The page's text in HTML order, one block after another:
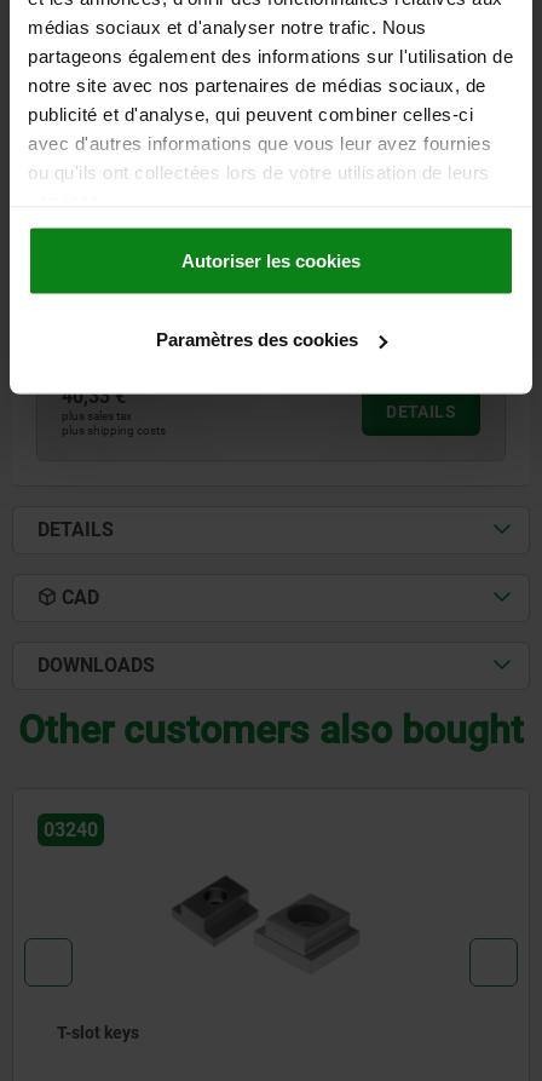
médias sociaux et d'analyser notre trafic. Nous
partageons également des informations sur l'utilisation de
notre site avec nos partenaires de médias sociaux, de
publicité et d'analyse, qui peuvent combiner celles-ci
avec d'autres informations que vous leur avez fournies
ou qu'ils ont collectées lors de votre utilisation de leurs
Autoriser les cookies
Paramètres des cookies
03260
SLOT KEY WITHOUT HOLE MILD STEEL
SLOT WIDTH=20 WIDTH=18 HEIGHT=14 H1=5,5 LENGTH=32
Order number:03260-18
40,33 €
plus sales tax
plus shipping costs
DETAILS
DETAILS
CAD
DOWNLOADS
Other customers also bought